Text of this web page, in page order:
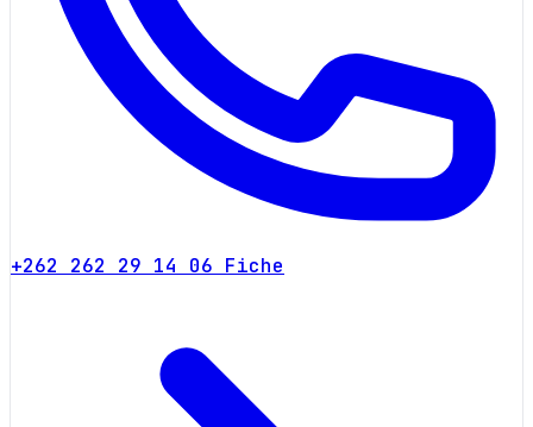
+262 262 29 14 06 Fiche